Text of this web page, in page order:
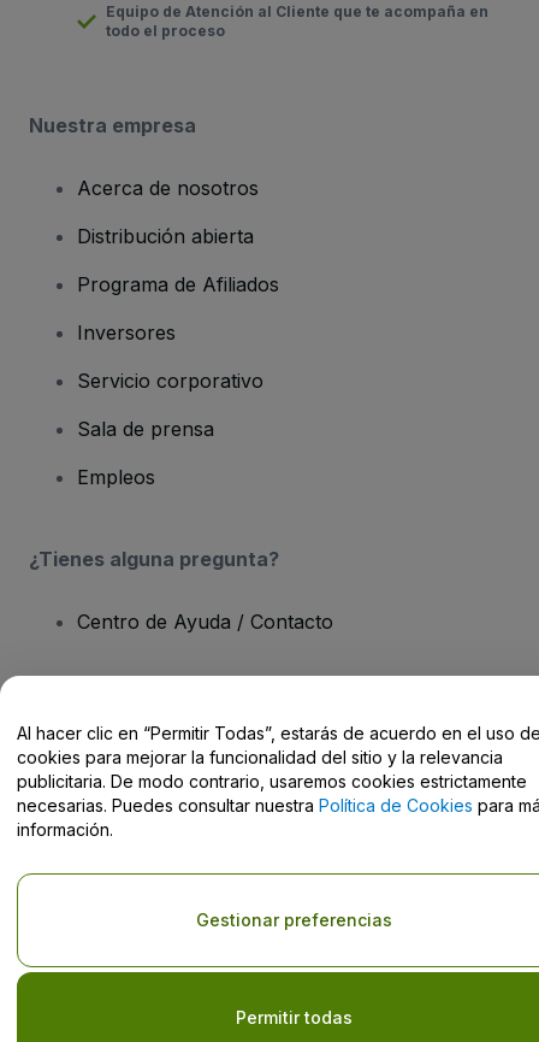
Equipo de Atención al Cliente que te acompaña en
todo el proceso
Nuestra empresa
Acerca de nosotros
Distribución abierta
Programa de Afiliados
Inversores
Servicio corporativo
Sala de prensa
Empleos
¿Tienes alguna pregunta?
Centro de Ayuda / Contacto
Derechos reservados © viagogo GmbH 2026 Datos de la Empresa
El uso de este sitio web constituye la aceptación de losTérminos y
Condiciones, de la Política de Privacidad, de laPolítica de Cookies
No compartir mi información personal ni tus opciones de
Al hacer clic en “Permitir Todas”, estarás de acuerdo en el uso
cookies para mejorar la funcionalidad del sitio y la relevancia
publicitaria. De modo contrario, usaremos cookies estrictamente
necesarias. Puedes consultar nuestra Política de Cookies para
información.
Permitir todas
Gestionar preferencias